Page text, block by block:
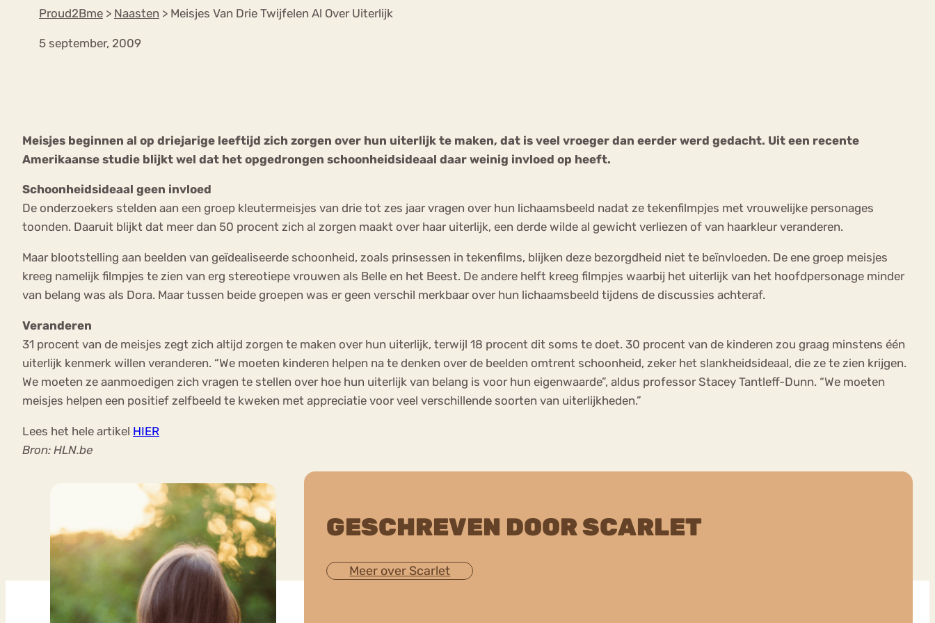
Proud2Bme > Naasten > Meisjes Van Drie Twijfelen Al Over Uiterlijk
5 september, 2009
Meisjes beginnen al op driejarige leeftijd zich zorgen over hun uiterlijk te maken, dat is veel vroeger dan eerder werd gedacht. Uit een recente
Amerikaanse studie blijkt wel dat het opgedrongen schoonheidsideaal daar weinig invloed op heeft.
Schoonheidsideaal geen invloed
De onderzoekers stelden aan een groep kleutermeisjes van drie tot zes jaar vragen over hun lichaamsbeeld nadat ze tekenfilmpjes met vrouwelijke personages
toonden. Daaruit blijkt dat meer dan 50 procent zich al zorgen maakt over haar uiterlijk, een derde wilde al gewicht verliezen of van haarkleur veranderen.
Maar blootstelling aan beelden van geïdealiseerde schoonheid, zoals prinsessen in tekenfilms, blijken deze bezorgdheid niet te beïnvloeden. De ene groep meisjes
kreeg namelijk filmpjes te zien van erg stereotiepe vrouwen als Belle en het Beest. De andere helft kreeg filmpjes waarbij het uiterlijk van het hoofdpersonage minder
van belang was als Dora. Maar tussen beide groepen was er geen verschil merkbaar over hun lichaamsbeeld tijdens de discussies achteraf.
Veranderen
31 procent van de meisjes zegt zich altijd zorgen te maken over hun uiterlijk, terwijl 18 procent dit soms te doet. 30 procent van de kinderen zou graag minstens één
uiterlijk kenmerk willen veranderen. “We moeten kinderen helpen na te denken over de beelden omtrent schoonheid, zeker het slankheidsideaal, die ze te zien krijgen.
We moeten ze aanmoedigen zich vragen te stellen over hoe hun uiterlijk van belang is voor hun eigenwaarde”, aldus professor Stacey Tantleff-Dunn. “We moeten
meisjes helpen een positief zelfbeeld te kweken met appreciatie voor veel verschillende soorten van uiterlijkheden.”
Lees het hele artikel HIER
Bron: HLN.be
GESCHREVEN DOOR SCARLET
Meer over Scarlet
Orthorexia
Afvallen Angst